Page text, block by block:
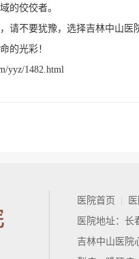
的佼佼者。
请不要犹豫，选择吉林中山
的光彩！
yyz/1482.html
医院首页
医院地址：长
吉林中山医院